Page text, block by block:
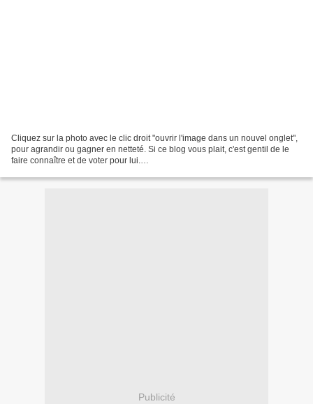
Cliquez sur la photo avec le clic droit "ouvrir l'image dans un nouvel onglet",
pour agrandir ou gagner en netteté. Si ce blog vous plait, c'est gentil de le
faire connaître et de voter pour lui.
Publicité